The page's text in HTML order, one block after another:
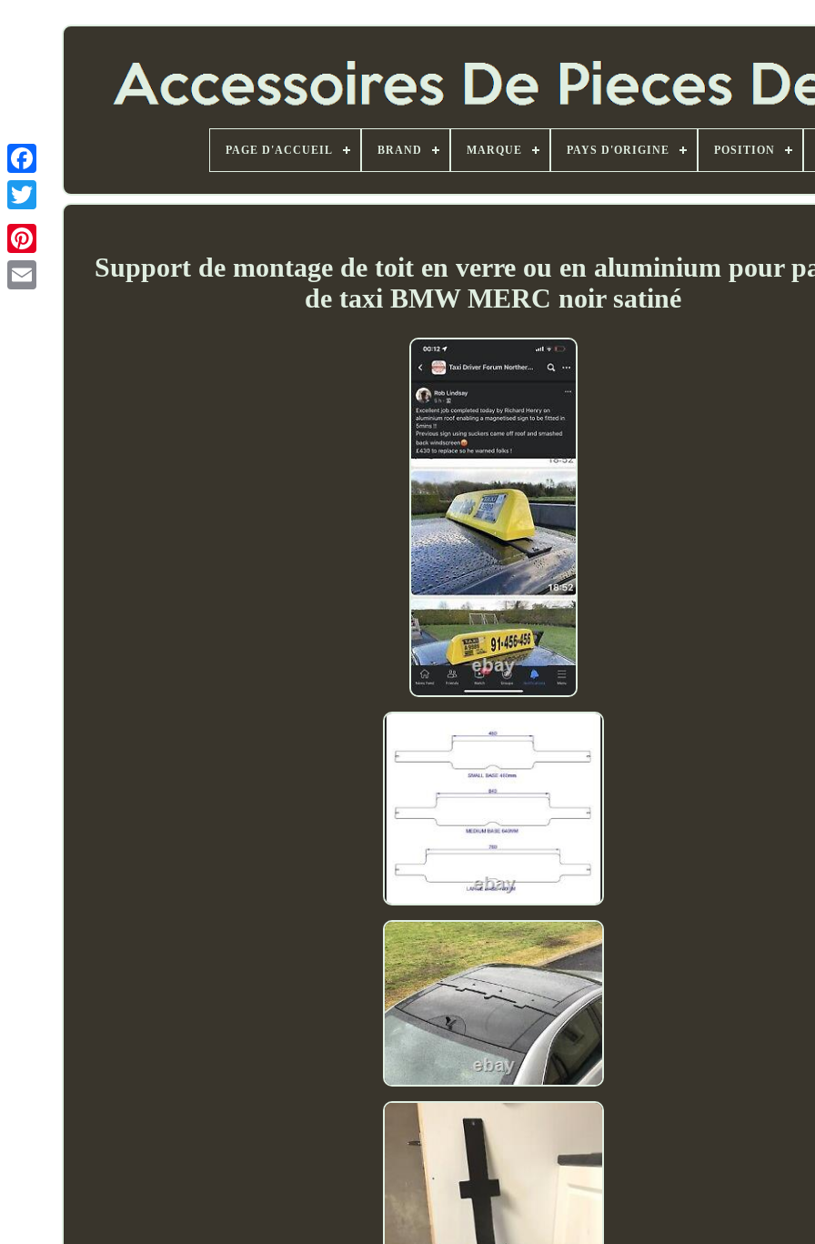
PAGE D'ACCUEIL BRAND MARQUE PAYS D'ORIGINE POSITION
Support de montage de toit en verre ou en aluminium pour
de taxi BMW MERC noir satiné